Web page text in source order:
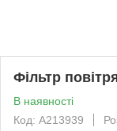
Фільтр
В наявності
Код: A213939